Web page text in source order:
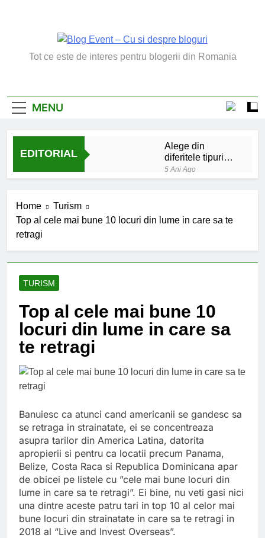
Blog Event – Cu Si
Tot ce este de interes pentru blogerii din Romania
MENU
EDITORIAL
Alege din
diferitele tipuri
de bratara de
argint
5 Ani Ago
meu
6 Ani Ago
Earthing sau
beneficiile contactului
cu Pamantul
6 Ani Ago
6 Ani Ago
Home
Turism
Top al cele mai bune 10 locuri din lume in care sa te
retragi
TURISM
Top al cele mai bune 10
locuri din lume in care sa
te retragi
Banuiesc ca atunci cand americanii se gandesc sa
se retraga in strainatate, ei se concentreaza
asupra tarilor din America Latina, datorita
apropierii si pentru ca locatii precum Panama,
Belize, Costa Raca si Republica Dominicana apar
de obicei pe listele cu ”cele mai bune locuri din
lume in care sa te retragi”. Ei bine, nu veti gasi nici
una dintre aceste patru tari in top 10 al celor mai
bune locuri din strainatate in care sa te retragi in
2018 al “Live and Invest Overseas”.